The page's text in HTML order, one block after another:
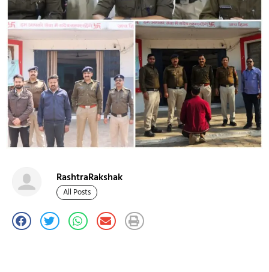
RashtraRakshak
All Posts